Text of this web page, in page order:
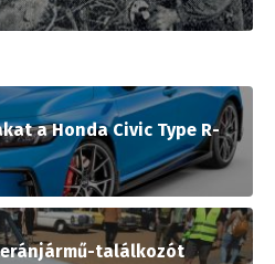
a Honda Civic Type R-
találkozót